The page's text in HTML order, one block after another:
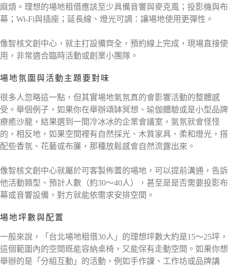
麻煩。理想的場地租借應該至少具備音響與麥克風；投影機與布
幕；Wi-Fi與插座；延長線、燈光可調：讓場地使用更彈性。
像智核文創中心，就主打設備齊全，預約線上完成，現場直接使
用，非常適合臨時活動或創業小團隊。
場地氛圍與活動主題要對味
很多人忽略這一點，但其實場地氣氛真的會影響活動的整體感
受。舉個例子，如果你在舉辦頌缽冥想、瑜伽體驗或是小型品牌
療癒沙龍，結果選到一間冷冰冰的企業會議室，氣氛就會怪怪
的，相反地，如果空間裡有自然採光、木質家具、柔和燈光，搭
配些香氛、花藝或布簾，那種放鬆感會自然流露出來。
像智核文創中心就屬於可客製佈置的場地，可以提前溝通，告訴
他活動類型、預計人數（約30～40人），甚至是是否需要投影布
幕或音響設備，對方就能依需求安排空間。
場地坪數與配置
一般來說，「台北場地租借30人」的理想坪數大約是15～25坪，
這個範圍內的空間既能容納桌椅，又能保有走動空間。如果你想
舉辦的是「分組互動」的活動，例如手作課、工作坊或品牌講